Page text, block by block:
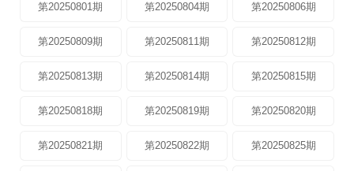
第20250801期 第20250804期 第20250806期
第20250809期 第20250811期 第20250812期
第20250813期 第20250814期 第20250815期
第20250818期 第20250819期 第20250820期
第20250821期 第20250822期 第20250825期